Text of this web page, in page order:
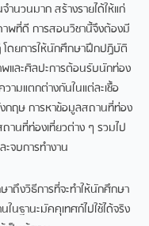
จำนวนมาก สร้างรายได้ให้แก่
าพที่ดี การสอนวิชานี้จึงต้องมี
โดยการให้นักศึกษาฝึกปฏิบัติ
และศิลปะการต้อนรับนักท่อง
ามแตกต่างกันในแต่ละเชื้อ
งกฤษ การหาข้อมูลสถานที่ท่อง
านที่ท่องเที่ยวต่าง ๆ รวมไป
จบการทำงาน
งวิธีการที่จะทำให้นักศึกษา
นฐานะมัคคุเทศก์ไปใช้ได้จริง